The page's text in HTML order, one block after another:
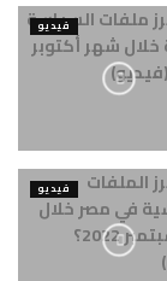
فيديو
فيديو